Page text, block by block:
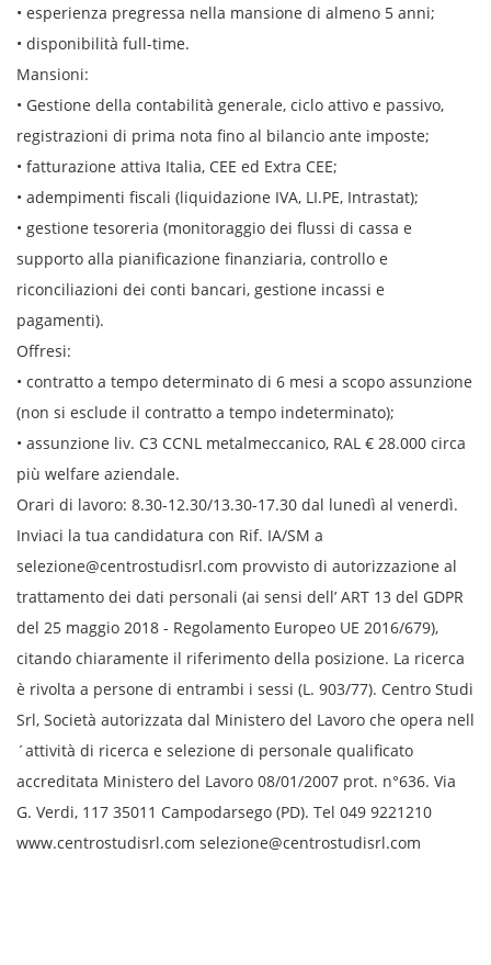
• esperienza pregressa nella mansione di almeno 5 anni;
• disponibilità full-time.
Mansioni:
• Gestione della contabilità generale, ciclo attivo e passivo,
registrazioni di prima nota fino al bilancio ante imposte;
• fatturazione attiva Italia, CEE ed Extra CEE;
• adempimenti fiscali (liquidazione IVA, LI.PE, Intrastat);
• gestione tesoreria (monitoraggio dei flussi di cassa e
supporto alla pianificazione finanziaria, controllo e
riconciliazioni dei conti bancari, gestione incassi e
pagamenti).
Offresi:
• contratto a tempo determinato di 6 mesi a scopo assunzione
(non si esclude il contratto a tempo indeterminato);
• assunzione liv. C3 CCNL metalmeccanico, RAL € 28.000 circa
più welfare aziendale.
Orari di lavoro: 8.30-12.30/13.30-17.30 dal lunedì al venerdì.
Inviaci la tua candidatura con Rif. IA/SM a
selezione@centrostudisrl.com provvisto di autorizzazione al
trattamento dei dati personali (ai sensi dell’ ART 13 del GDPR
del 25 maggio 2018 - Regolamento Europeo UE 2016/679),
citando chiaramente il riferimento della posizione. La ricerca
è rivolta a persone di entrambi i sessi (L. 903/77). Centro Studi
Srl, Società autorizzata dal Ministero del Lavoro che opera nell
´attività di ricerca e selezione di personale qualificato
accreditata Ministero del Lavoro 08/01/2007 prot. n°636. Via
G. Verdi, 117 35011 Campodarsego (PD). Tel 049 9221210
www.centrostudisrl.com selezione@centrostudisrl.com